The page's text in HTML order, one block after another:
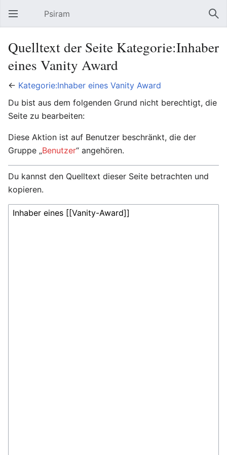
Hauptmenü öffnen Psiram
Quelltext der Seite Kategorie:Inhaber
eines Vanity Award
← Kategorie:Inhaber eines Vanity Award
Du bist aus dem folgenden Grund nicht berechtigt, die
Seite zu bearbeiten:
Diese Aktion ist auf Benutzer beschränkt, die der
Gruppe „Benutzer“ angehören.
Du kannst den Quelltext dieser Seite betrachten und
kopieren.